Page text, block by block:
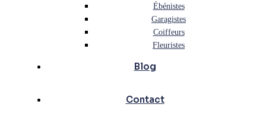
Ébénistes
Garagistes
Coiffeurs
Fleuristes
Blog
Contact